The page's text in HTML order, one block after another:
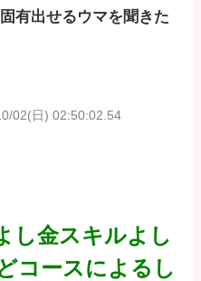
有出せるウマを聞きた
02(日) 02:50:02.54
し金スキルよし
コースによるし